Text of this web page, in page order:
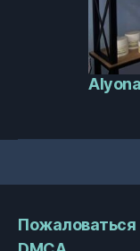
Пожаловаться